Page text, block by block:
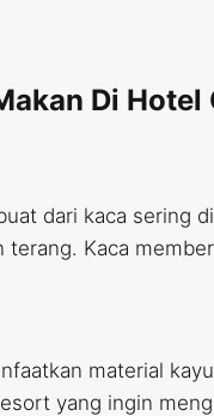
Di
dari kaca sering
terang. Kaca
material
yang ingin